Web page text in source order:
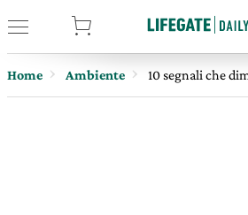
Home Ambiente 10 segnali che